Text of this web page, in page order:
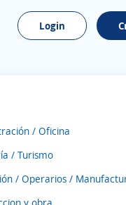
Login
/ Oficina
/ Turismo
/ Operarios /